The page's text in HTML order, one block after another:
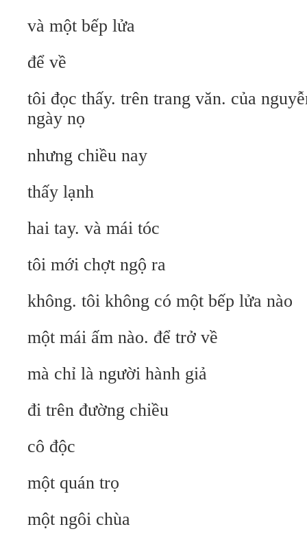
và một bếp lửa
để về
tôi đọc thấy. trên trang văn. của
ngày nọ
nhưng chiều nay
thấy lạnh
hai tay. và mái tóc
tôi mới chợt ngộ ra
không. tôi không có một bếp lửa nào
một mái ấm nào. để trở về
mà chỉ là người hành giả
đi trên đường chiều
cô độc
một quán trọ
một ngôi chùa